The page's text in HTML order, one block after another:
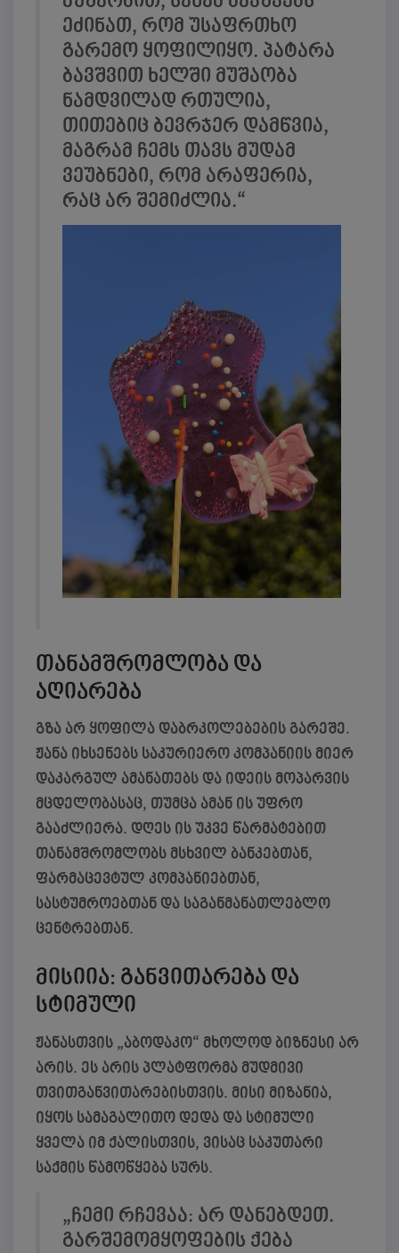
ეძინათ, რომ უსაფრთხო
გარემო ყოფილიყო. პატარა
ბავშვით ხელში მუშაობა
ნამდვილად რთულია,
თითებიც ბევრჯერ დამწვია,
მაგრამ ჩემს თავს მუდამ
ვეუბნები, რომ არაფერია,
რაც არ შემიძლია.“
თანამშრომლობა და
აღიარება
გზა არ ყოფილა დაბრკოლებების გარეშე.
ჟანა იხსენებს საკურიერო კომპანიის მიერ
დაკარგულ ამანათებს და იდეის მოპარვის
მცდელობასაც, თუმცა ამან ის უფრო
გააძლიერა. დღეს ის უკვე წარმატებით
თანამშრომლობს მსხვილ ბანკებთან,
ფარმაცევტულ კომპანიებთან,
სასტუმროებთან და საგანმანათლებლო
ცენტრებთან.
მისიია: განვითარება და
სტიმული
ჟანასთვის „აბოდაკო“ მხოლოდ ბიზნესი არ
არის. ეს არის პლატფორმა მუდმივი
თვითგანვითარებისთვის. მისი მიზანია,
იყოს სამაგალითო დედა და სტიმული
ყველა იმ ქალისთვის, ვისაც საკუთარი
საქმის წამოწყება სურს.
„ჩემი რჩევაა: არ დანებდეთ.
გარშემომყოფების ქება